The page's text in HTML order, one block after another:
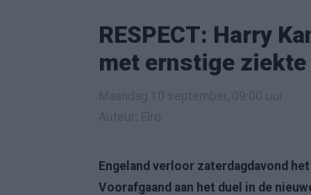
RESPECT: Harry
met ernstige ziekte
Engeland verloor zaterdagdavond
Voorafgaand aan het duel in de